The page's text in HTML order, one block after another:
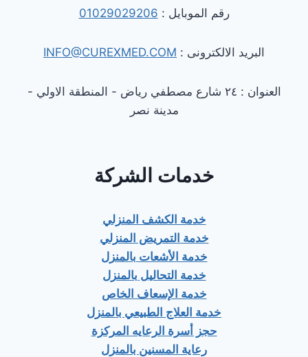
رقم الموبايل : 01029029206
البريد الالكترونى : INFO@CUREXMED.COM
العنوان : ٢٤ شارع مصطفي رياض - المنطقة الاولي -
مدينة نصر
خدمات الشركة
خدمة الكشف المنزلي
خدمة التمريض المنزلي
خدمة الأشعات بالمنزل
خدمة التحاليل بالمنزل
خدمة الإسعاف الخاص
خدمة العلاج الطبيعي بالمنزل
حجز أسرة الرعايه المركزة
رعاية المسنين بالمنزل